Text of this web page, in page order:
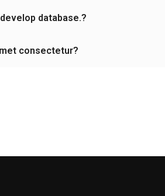
database.?
consectetur?